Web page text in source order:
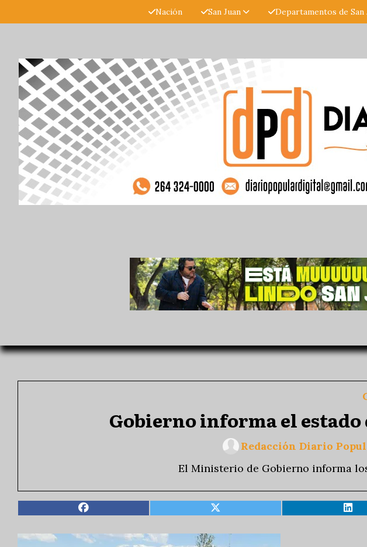
Nación San Juan Departamentos de San
Gobierno informa el estado
El Ministerio de Gobierno informa
Redacción Diario